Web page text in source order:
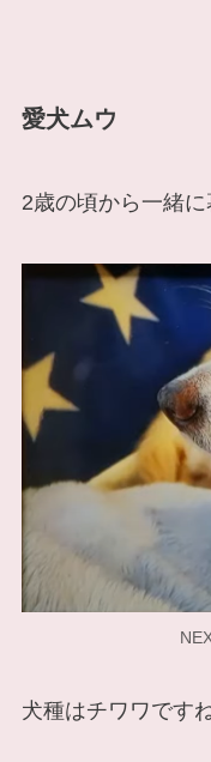
愛犬ムウ
2歳の頃から一緒に
犬種はチワワですね